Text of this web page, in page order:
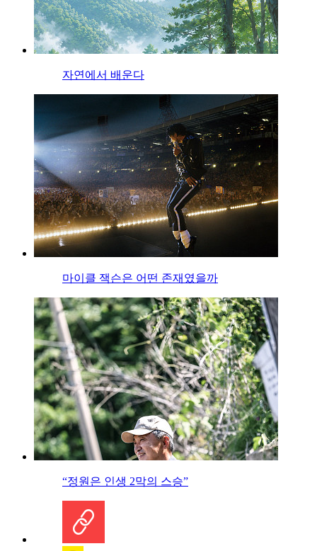
자연에서 배운다
마이클 잭슨은 어떤 존재였을까
“정원은 인생 2막의 스승”